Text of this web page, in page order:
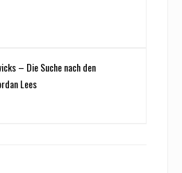
– Die Suche nach den
Lees